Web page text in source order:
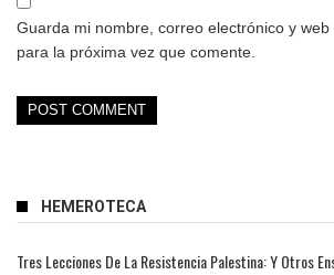
Guarda mi nombre, correo electrónico y
para la próxima vez que comente.
HEMEROTECA
Tres Lecciones De La Resistencia Palestina: Y Otros